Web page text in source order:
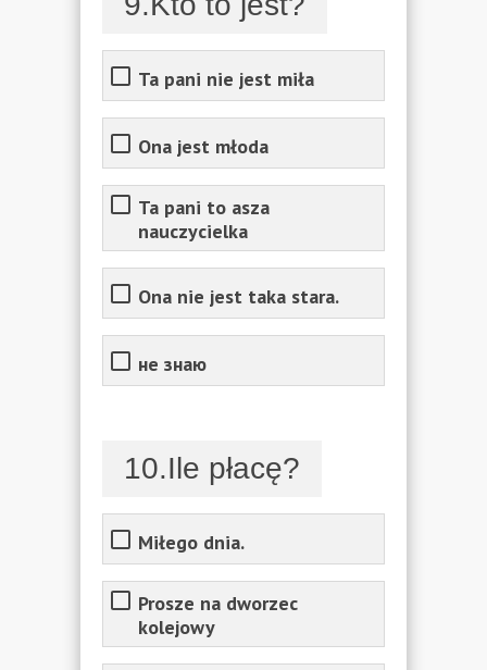
Ta pani nie jest miła
Ona jest młoda
Ta pani to asza
nauczycielka
Ona nie jest taka stara.
не знаю
10.Ile płacę?
Miłego dnia.
Prosze na dworzec
kolejowy